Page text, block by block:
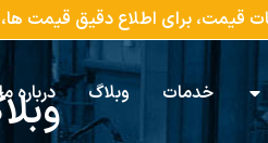
قیمت، برای اطلاع دقیق قیمت
خدمات وبلاگ درباره ما